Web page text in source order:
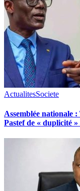
ActualitesSociete
Assemblée nationale
Pastef de « duplicité